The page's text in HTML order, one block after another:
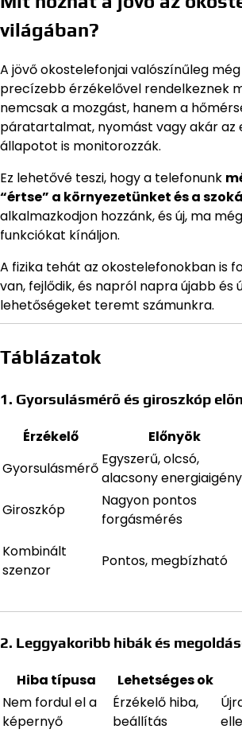
világában?
A jövő okostelefonjai valószínűleg
precízebb érzékelővel rendelkeznek
nemcsak a mozgást, hanem a
páratartalmat, nyomást vagy akár az
állapotot is monitorozzák.
Ez lehetővé teszi, hogy a telefonunk
“értse” a környezetünket és a
alkalmazkodjon hozzánk, és új, ma
funkciókat kínáljon.
A fizika tehát az okostelefonokban is
van, fejlődik, és napról napra újabb és
lehetőségeket teremt számunkra.
Táblázatok
1. Gyorsulásmérő és giroszkóp
Érzékelő Előnyök
Gyorsulásmérő
Egyszerű, olcsó,
alacsony energiaigény
Giroszkóp
Nagyon pontos
forgásmérés
Kombinált
szenzor
Pontos, megbízható
2. Leggyakoribb hibák és
Hiba típusa Lehetséges ok
Nem fordul el a
képernyő
Érzékelő hiba,
beállítás